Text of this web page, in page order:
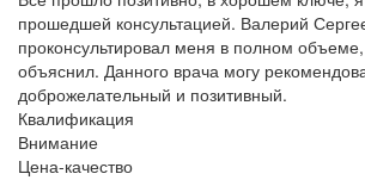
прошедшей консультацией. Валерий
проконсультировал меня в полном
объяснил. Данного врача могу
доброжелательный и позитивный.
Квалификация
Внимание
Цена-качество